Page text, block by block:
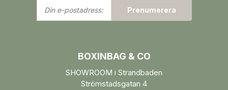
Din
e-
Prenumerera
BOXINBAG & CO
SHOWROOM i Strandbaden
Strömstadsgatan 4